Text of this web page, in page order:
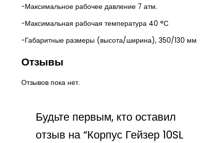
-Максимальное рабочее давление 7 атм.
-Максимальная рабочая температура 40 °С
-Габаритные размеры (высота/ширина), 350/130 мм
Отзывы
Отзывов пока нет.
Будьте первым, кто оставил
отзыв на “Корпус Гейзер 10SL